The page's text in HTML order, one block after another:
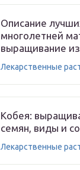
Описание
многолетней
выращивание
Лекарственные
Кобея:
семян, виды и
Лекарственные